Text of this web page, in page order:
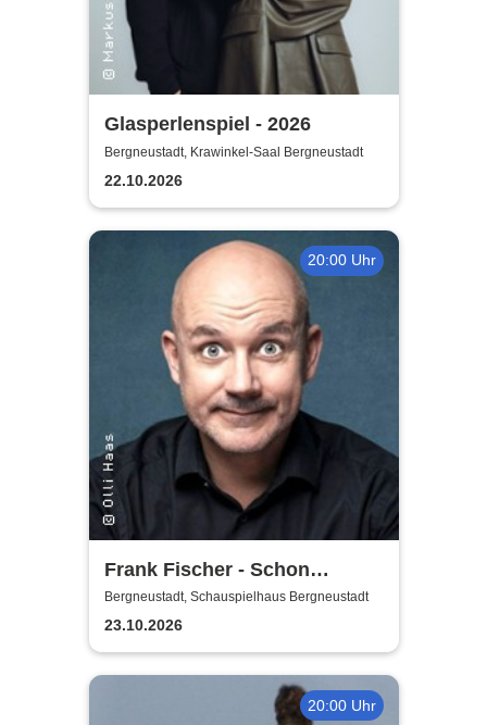
Glasperlenspiel - 2026
Bergneustadt, Krawinkel-Saal Bergneustadt
22.10.2026
20:00 Uhr
Frank Fischer - Schon
komisch!
Bergneustadt, Schauspielhaus Bergneustadt
23.10.2026
20:00 Uhr